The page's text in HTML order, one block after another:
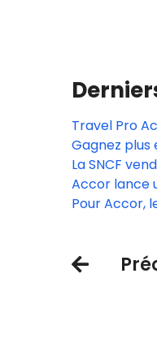
Travel Pro
Gagnez plus
propriétés
La SNCF
mais plus
Accor lance
programme
Pour Accor,